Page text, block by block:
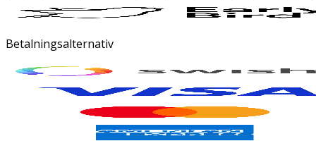
Betalningsalternativ